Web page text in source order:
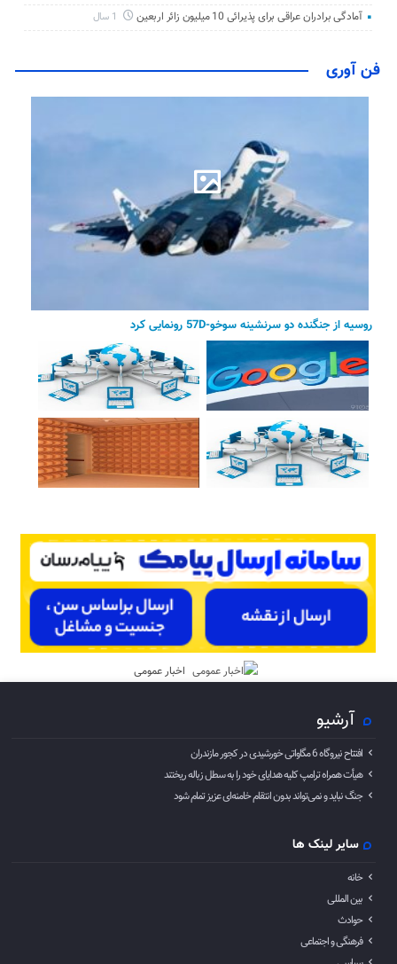
آمادگی برادران عراقی برای پذیرائی 10 میلیون زائر اربعین
فن آوری
روسیه از جنگنده دو سرنشینه سوخو-57D رونمایی کرد
اخبار عمومی
آرشیو
افتتاح نیروگاه 6 مگاواتی خورشیدی در کجور مازندران
هیأت همراه ترامپ کلیه هدایای خود را به سطل زباله ریختند
جنگ نباید و نمی‌تواند بدون انتقام خامنه‌ای عزیز تمام شود
سایر لینک ها
خانه
بین المللی
حوادث
فرهنگی و اجتماعی